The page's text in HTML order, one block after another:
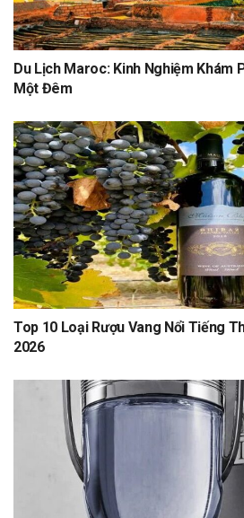
Du Lịch Maroc: Kinh Nghiệm Khám
Một Đêm
Top 10 Loại Rượu Vang Nổi Tiếng
2026